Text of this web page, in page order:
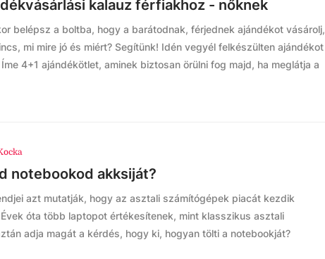
kalauz férfiakhoz - nőknek
belépsz a boltba, hogy a barátodnak, férjednek ajándékot vásárolj,
mi mire jó és miért? Segítünk! Idén vegyél felkészülten ajándékot
4+1 ajándékötlet, aminek biztosan örülni fog majd, ha meglátja a
notebookod akksiját?
azt mutatják, hogy az asztali számítógépek piacát kezdik
óta több laptopot értékesítenek, mint klasszikus asztali
adja magát a kérdés, hogy ki, hogyan tölti a notebookját?